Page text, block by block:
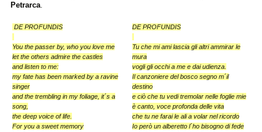
Petrarca.
DE PROFUNDIS
You the passer by, who you love me
let the others admire the castles
and listen to me:
my fate has been marked by a ravine
singer
and the trembling in my foliage, it´s a
song,
the deep voice of life.
For you a sweet memory
DE PROFUNDIS
Tu che mi ami lascia gli altri ammirar le
mura
vogli gli occhi a me e dai udienza.
Il canzoniere del bosco segno m´il
destino
e ciò che tu vedi tremolar nelle foglie mie
è canto, voce profonda delle vita
che tu ne farai le ali a volar nel ricordo
Io però un alberetto l´ho bisogno di fede